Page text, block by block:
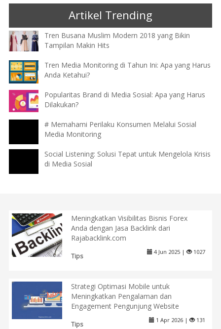
Artikel Trending
Tren Busana Muslim Modern 2018 yang Bikin
Tampilan Makin Hits
Tren Media Monitoring di Tahun Ini: Apa yang Harus
Anda Ketahui?
Popularitas Brand di Media Sosial: Apa yang Harus
Dilakukan?
# Memahami Perilaku Konsumen Melalui Sosial
Media Monitoring
Social Listening: Solusi Tepat untuk Mengelola Krisis
di Media Sosial
Meningkatkan Visibilitas Bisnis Forex
Anda dengan Jasa Backlink dari
Rajabacklink.com
Tips
4 Jun 2025 | 1027
Strategi Optimasi Mobile untuk
Meningkatkan Pengalaman dan
Engagement Pengunjung Website
Tips
1 Apr 2026 | 131